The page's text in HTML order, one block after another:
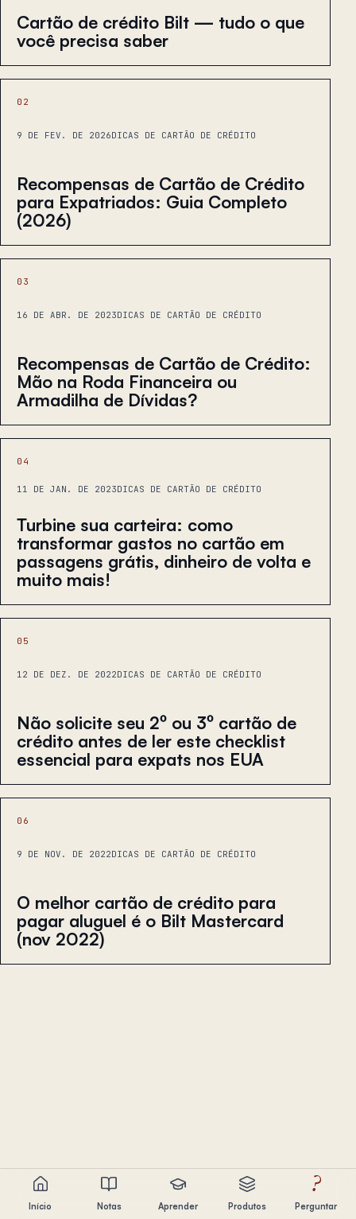
Cartão de crédito Bilt — tudo o que
você precisa saber
02
9 DE FEV. DE 2026DICAS DE CARTÃO DE CRÉDITO
Recompensas de Cartão de Crédito
para Expatriados: Guia Completo
(2026)
03
16 DE ABR. DE 2023DICAS DE CARTÃO DE CRÉDITO
Recompensas de Cartão de Crédito:
Mão na Roda Financeira ou
Armadilha de Dívidas?
04
11 DE JAN. DE 2023DICAS DE CARTÃO DE CRÉDITO
Turbine sua carteira: como
transformar gastos no cartão em
passagens grátis, dinheiro de volta e
muito mais!
05
12 DE DEZ. DE 2022DICAS DE CARTÃO DE CRÉDITO
Não solicite seu 2º ou 3º cartão de
crédito antes de ler este checklist
essencial para expats nos EUA
06
9 DE NOV. DE 2022DICAS DE CARTÃO DE CRÉDITO
O melhor cartão de crédito para
pagar aluguel é o Bilt Mastercard
(nov 2022)
Início Notas Aprender Produtos
?
Perguntar